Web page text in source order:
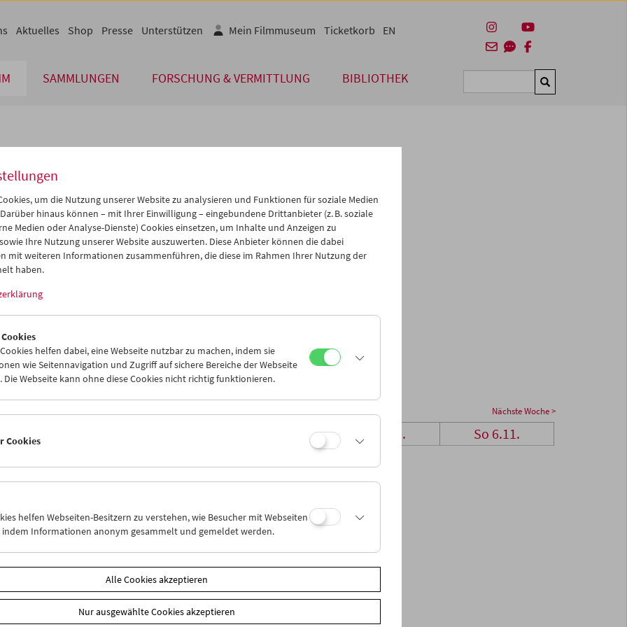
SAMMLUNGEN FORSCHUNG & VERMITTLUNG BIBLIOTHEK Suchen
Aktuelles Shop Presse Unterstützen Mein Filmmuseum Ticketkorb EN
Nov 2005 >>
Mi Do Fr Sa So
02 03 04 05
06
09 10 11 12
13
16 17
23 24
07
iCalender
Programmheft-PDF
English language or subtitles
Nächste Woche >
Mi 2.11. Sa 5.11. So 6.11.
um die Nutzung unserer Website zu analysieren und Funktionen für soziale Medien
hinaus können – mit Ihrer Einwilligung – eingebundene Drittanbieter (z. B. soziale
Medien oder Analyse-Dienste) Cookies einsetzen, um Inhalte und Anzeigen zu
Ihre Nutzung unserer Website auszuwerten. Diese Anbieter können die dabei
mit weiteren Informationen zusammenführen, die diese im Rahmen Ihrer Nutzung der
haben.
helfen dabei, eine Webseite nutzbar zu machen, indem sie
wie Seitennavigation und Zugriff auf sichere Bereiche der Webseite
Die Webseite kann ohne diese Cookies nicht richtig funktionieren.
Cookies
helfen Webseiten-Besitzern zu verstehen, wie Besucher mit Webseiten
indem Informationen anonym gesammelt und gemeldet werden.
Alle Cookies akzeptieren
Nur ausgewählte Cookies akzeptieren